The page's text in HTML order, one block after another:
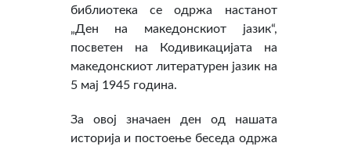
библиотека се одржа настанот
„Ден на македонскиот јазик“,
посветен на Кодивикацијата на
македонскиот литературен јазик на
5 мај 1945 година.
За овој значаен ден од нашата
историја и постоење беседа одржа